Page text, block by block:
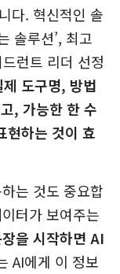
다. 혁신적인 솔
솔루션’, 최고
런트 리더 선정
제 도구명, 방법
, 가능한 한 수
현하는 것이 효
는 것도 중요합
터가 보여주는
을 시작하면 AI
AI에게 이 정보